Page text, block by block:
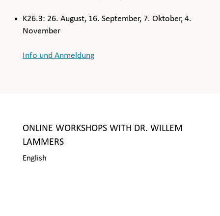
K26.3: 26. August, 16. September, 7. Oktober, 4.
November
Info und Anmeldung
ONLINE WORKSHOPS WITH DR. WILLEM
LAMMERS
English